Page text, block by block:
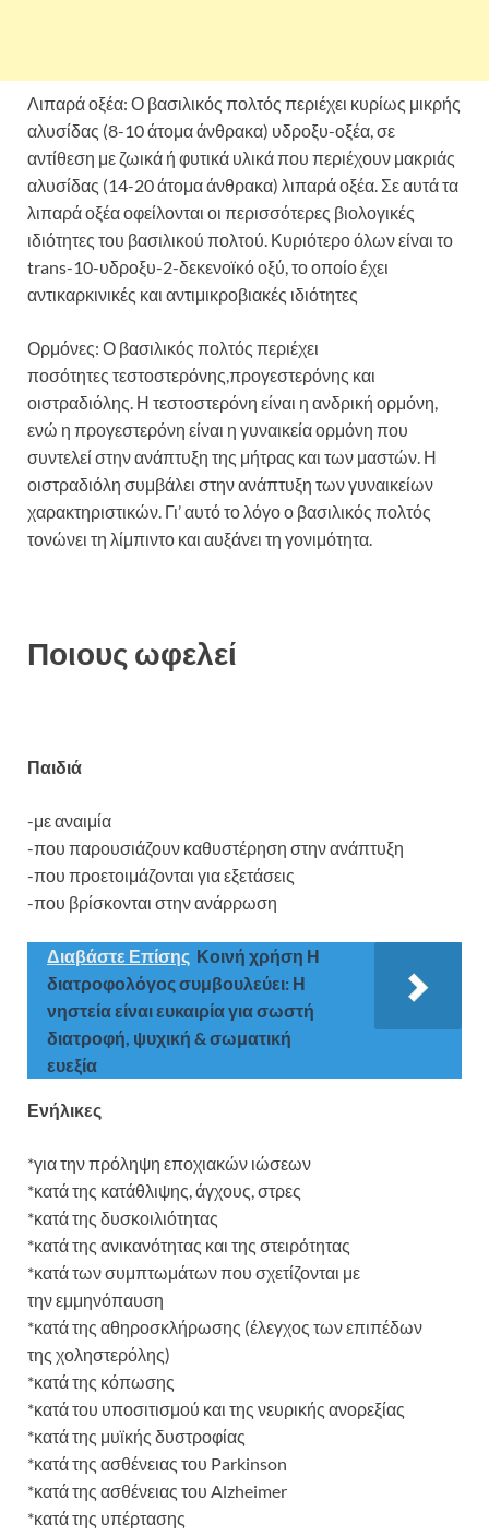
Λιπαρά οξέα: Ο βασιλικός πολτός περιέχει κυρίως μικρής
αλυσίδας (8-10 άτομα άνθρακα) υδροξυ-οξέα, σε
αντίθεση με ζωικά ή φυτικά υλικά που περιέχουν μακριάς
αλυσίδας (14-20 άτομα άνθρακα) λιπαρά οξέα. Σε αυτά τα
λιπαρά οξέα οφείλονται οι περισσότερες βιολογικές
ιδιότητες του βασιλικού πολτού. Κυριότερο όλων είναι το
trans-10-υδροξυ-2-δεκενοϊκό οξύ, το οποίο έχει
αντικαρκινικές και αντιμικροβιακές ιδιότητες
Ορμόνες: Ο βασιλικός πολτός περιέχει
ποσότητες τεστοστερόνης,προγεστερόνης και
οιστραδιόλης. Η τεστοστερόνη είναι η ανδρική ορμόνη,
ενώ η προγεστερόνη είναι η γυναικεία ορμόνη που
συντελεί στην ανάπτυξη της μήτρας και των μαστών. Η
οιστραδιόλη συμβάλει στην ανάπτυξη των γυναικείων
χαρακτηριστικών. Γι’ αυτό το λόγο ο βασιλικός πολτός
τονώνει τη λίμπιντο και αυξάνει τη γονιμότητα.
Ποιους ωφελεί
Παιδιά
-με αναιμία
-που παρουσιάζουν καθυστέρηση στην ανάπτυξη
-που προετοιμάζονται για εξετάσεις
-που βρίσκονται στην ανάρρωση
Διαβάστε Επίσης Κοινή χρήση Η
διατροφολόγος συμβουλεύει: Η
νηστεία είναι ευκαιρία για σωστή
διατροφή, ψυχική & σωματική
ευεξία
Ενήλικες
*για την πρόληψη εποχιακών ιώσεων
*κατά της κατάθλιψης, άγχους, στρες
*κατά της δυσκοιλιότητας
*κατά της ανικανότητας και της στειρότητας
*κατά των συμπτωμάτων που σχετίζονται με
την εμμηνόπαυση
*κατά της αθηροσκλήρωσης (έλεγχος των επιπέδων
της χοληστερόλης)
*κατά της κόπωσης
*κατά του υποσιτισμού και της νευρικής ανορεξίας
*κατά της μυϊκής δυστροφίας
*κατά της ασθένειας του Parkinson
*κατά της ασθένειας του Alzheimer
*κατά της υπέρτασης